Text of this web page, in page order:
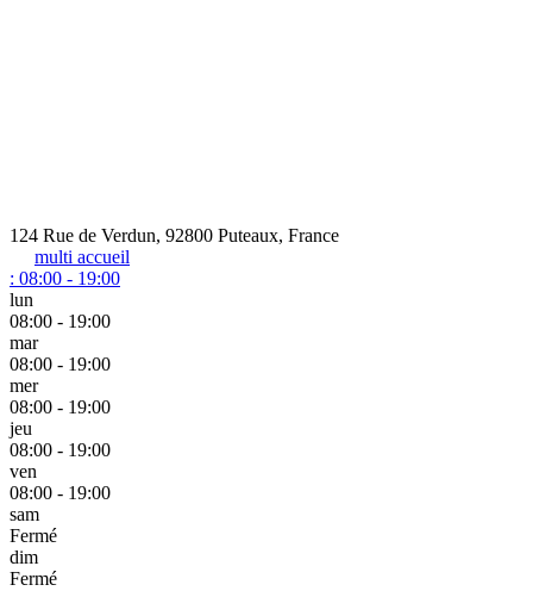
124 Rue de Verdun, 92800 Puteaux, France
multi accueil
: 08:00 - 19:00
lun
08:00 - 19:00
mar
08:00 - 19:00
mer
08:00 - 19:00
jeu
08:00 - 19:00
ven
08:00 - 19:00
sam
Fermé
dim
Fermé